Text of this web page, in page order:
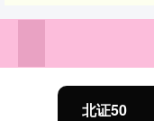
北证50